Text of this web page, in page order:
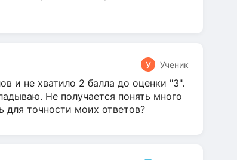
У Ученик
и не хватило 2 балла до оценки "3".
Не получается понять много
для точности моих ответов?